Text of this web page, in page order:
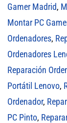
Gamer Madrid,
Montar PC
Ordenadores,
Ordenadores
Reparación
Portátil Lenovo,
Ordenador,
PC Pinto,